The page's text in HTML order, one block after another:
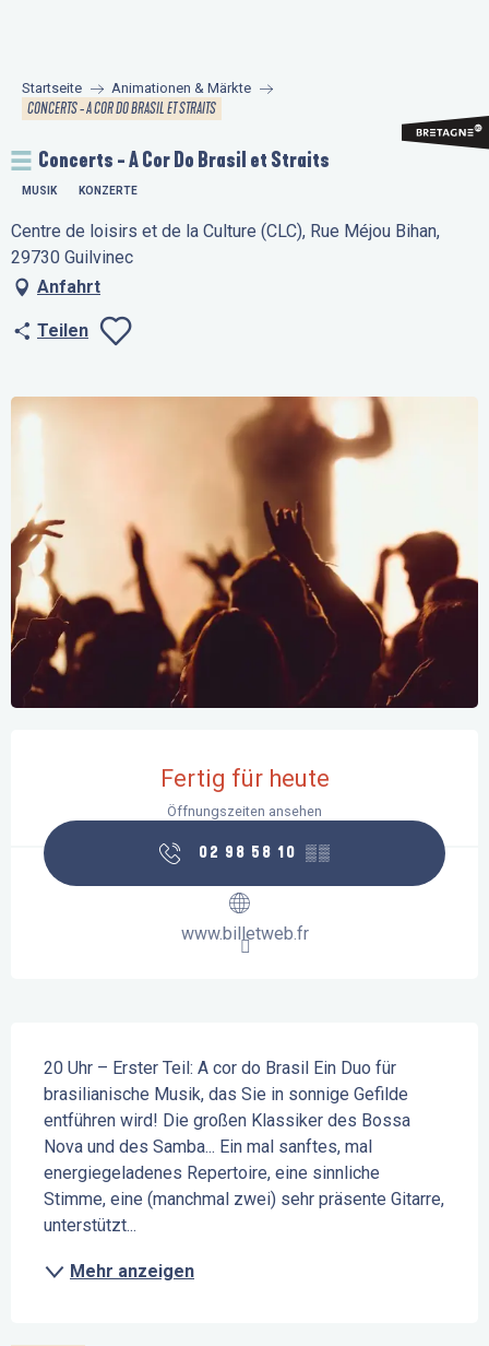
principal
Startseite Animationen & Märkte
CONCERTS - A COR DO BRASIL ET STRAITS
Concerts - A Cor Do Brasil et Straits
MUSIK KONZERTE
Centre de loisirs et de la Culture (CLC), Rue Méjou Bihan,
29730 Guilvinec
Anfahrt
Teilen
Fertig für heute
Öffnungszeiten ansehen
02 98 58 10 ▒▒
www.billetweb.fr
20 Uhr – Erster Teil: A cor do Brasil Ein Duo für
brasilianische Musik, das Sie in sonnige Gefilde
entführen wird! Die großen Klassiker des Bossa
Nova und des Samba... Ein mal sanftes, mal
energiegeladenes Repertoire, eine sinnliche
Stimme, eine (manchmal zwei) sehr präsente Gitarre,
unterstützt...
Mehr anzeigen